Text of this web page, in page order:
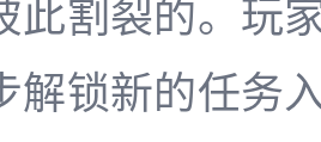
此割裂的。玩
解锁新的任务